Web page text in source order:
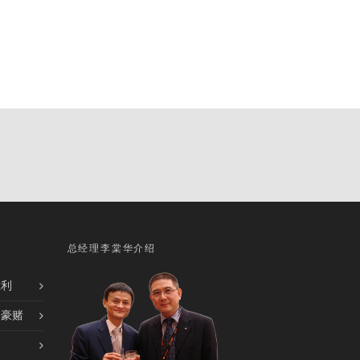
赌
总经理李棠华介绍